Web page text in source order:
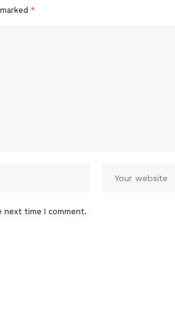
*
next time I comment.